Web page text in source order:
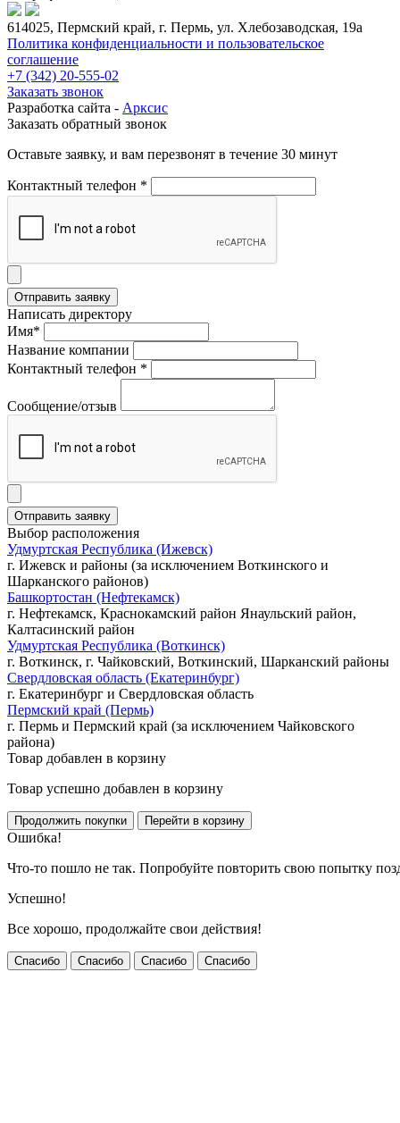
614025, Пермский край, г. Пермь, ул. Хлебозаводская, 19а
Политика конфиденциальности и пользовательское
соглашение
+7 (342) 20-555-02
Заказать звонок
Разработка сайта - Арксис
Заказать обратный звонок
Оставьте заявку, и вам перезвонят в течение 30 минут
Контактный телефон *
Написать директору
Имя*
Название компании
Контактный телефон *
Сообщение/отзыв
Выбор расположения
Удмуртская Республика (Ижевск)
г. Ижевск и районы (за исключением Воткинского и
Шарканского районов)
Башкортостан (Нефтекамск)
г. Нефтекамск, Краснокамский район Янаульский район,
Калтасинский район
Удмуртская Республика (Воткинск)
г. Воткинск, г. Чайковский, Воткинский, Шарканский районы
Свердловская область (Екатеринбург)
г. Екатеринбург и Свердловская область
Пермский край (Пермь)
г. Пермь и Пермский край (за исключением Чайковского
района)
Товар добавлен в корзину
Товар успешно добавлен в корзину
Ошибка!
Что-то пошло не так. Попробуйте повторить свою попытку
Успешно!
Все хорошо, продолжайте свои действия!
Спасибо Спасибо Спасибо Спасибо